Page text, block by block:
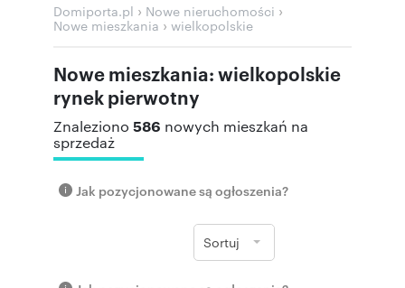
Domiporta.pl › Nowe nieruchomości ›
Nowe mieszkania › wielkopolskie
Nowe mieszkania: wielkopolskie
rynek pierwotny
Znaleziono 586 nowych mieszkań na
sprzedaż
Jak pozycjonowane są ogłoszenia?
Sortuj